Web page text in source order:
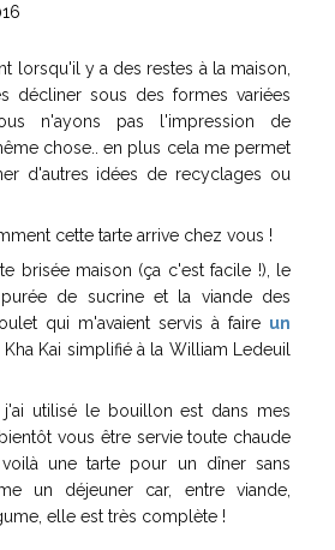
lorsqu'il y a des restes à la maison,
décliner sous des formes variées
n'ayons pas l'impression de
chose.. en plus cela me permet
d'autres idées de recyclages ou
cette tarte arrive chez vous !
brisée maison (ça c'est facile !), le
de sucrine et la viande des
qui m'avaient servis à faire un
Kai simplifié à la William Ledeuil
j'ai utilisé le bouillon est dans mes
vous être servie toute chaude
une tarte pour un dîner sans
un déjeuner car, entre viande,
elle est très complète !